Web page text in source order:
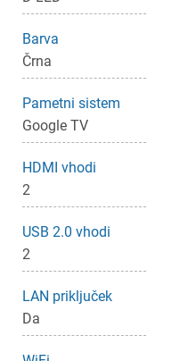
Barva
Črna
Pametni sistem
Google TV
HDMI vhodi
2
USB 2.0 vhodi
2
LAN priključek
Da
Za dodajanje na seznam
Prekliči